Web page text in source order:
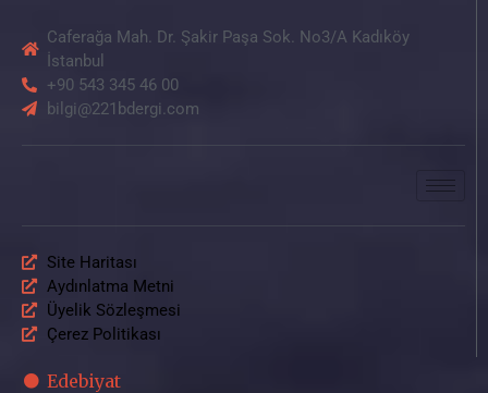
Caferağa Mah. Dr. Şakir Paşa Sok. No3/A Kadıköy
İstanbul
+90 543 345 46 00
bilgi@221bdergi.com
Site Haritası
Aydınlatma Metni
Üyelik Sözleşmesi
Çerez Politikası
Edebiyat